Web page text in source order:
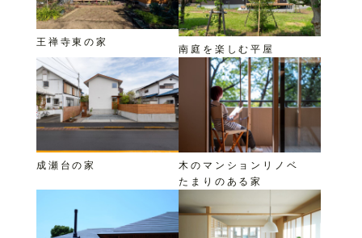
王禅寺東の家
南庭を楽しむ平屋
成瀬台の家
木のマンションリノベ
たまりのある家